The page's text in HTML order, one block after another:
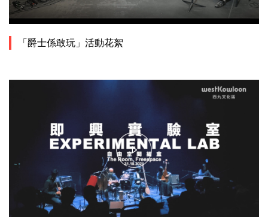
「爵士係敢玩」活動花絮